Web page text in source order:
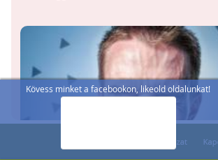
Kövess minket a facebookon, likeold oldalunkat!